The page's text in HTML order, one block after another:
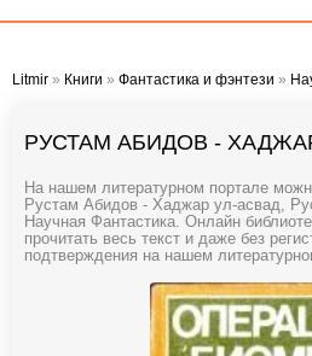
Litmir » Книги » Фантастика и фэнтези »
РУСТАМ АБИДОВ -
На нашем литературном портале
Рустам Абидов - Хаджар ул-асвад,
Научная Фантастика. Онлайн
прочитать весь текст и даже без
подтверждения на нашем